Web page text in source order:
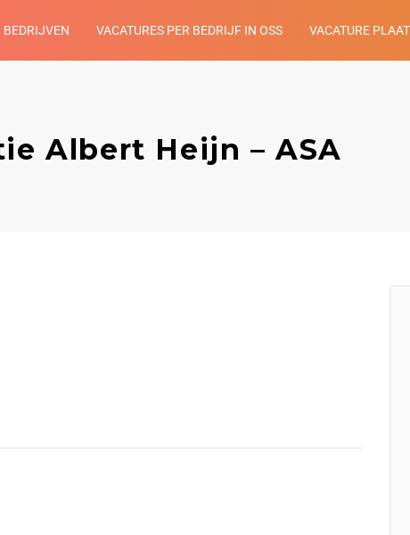
BEDRIJVEN VACATURES PER BEDRIJF IN OSS VACATURE
Albert Heijn – ASA